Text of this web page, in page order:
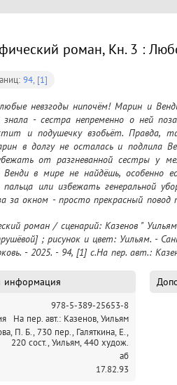
роман, Кн. 3 :
94, [1]
невзгоды нипочём! Марин и
знала - сестра непременно о ней
и подушечку взобьёт. Правда,
в долгу не осталась и подлила
от разгневанной сестры у
в мире не найдёшь, особенно
пальца или избежать генеральной
за окном - просто прекрасный повод
роман / сценарий: Казенов "
; рисунок и цвет: Уильям. -
- 2025. - 94, [1] с.На пер. авт.:
информация
978-5-389-25653-8
На пер. авт.: Казенов, Уильям
П. Б., 730 пер., Галяткина, Е.,
220 сост., Уильям, 440 худож.
аб
17.82.93